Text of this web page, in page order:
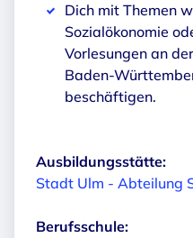
Dich mit Themen
Sozialökonomie
Vorlesungen an
Baden-
beschäftigen.
Ausbildungsstätte:
Stadt Ulm - Abteilung
Berufsschule: